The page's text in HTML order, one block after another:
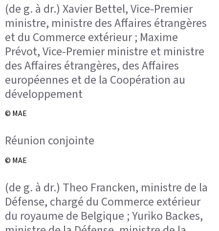
(de g. à dr.) Xavier Bettel, Vice-Premier
ministre, ministre des Affaires étrangères
et du Commerce extérieur ; Maxime
Prévot, Vice-Premier ministre et ministre
des Affaires étrangères, des Affaires
européennes et de la Coopération au
développement
© MAE
Réunion conjointe
© MAE
(de g. à dr.) Theo Francken, ministre de la
Défense, chargé du Commerce extérieur
du royaume de Belgique ; Yuriko Backes,